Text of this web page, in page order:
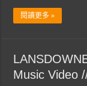
閱讀更多 »
Music Video